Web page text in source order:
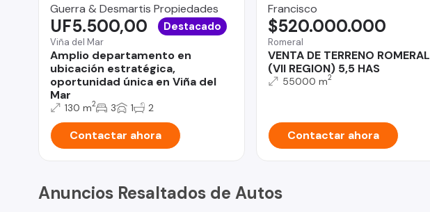
Guerra & Desmartis Propiedades
Viña del Mar
Amplio departamento en
ubicación estratégica,
oportunidad única en Viña del
Mar
UF5.500,00 Destacado
130 m2 3 1 2
Contactar ahora
Francisco
Romeral
VENTA DE TERRENO ROMERAL
(VII REGION) 5,5 HAS
$520.000.000
55000 m2
Contactar ahora
Anuncios Resaltados de Autos